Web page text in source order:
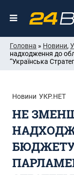
Головна » Новини,
надходження до
“Українська
Новини УКР.НЕТ
НЕ
БЮДЖЕТУ